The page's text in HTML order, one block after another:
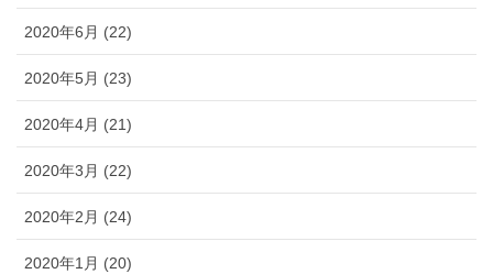
2020年6月 (22)
2020年5月 (23)
2020年4月 (21)
2020年3月 (22)
2020年2月 (24)
2020年1月 (20)